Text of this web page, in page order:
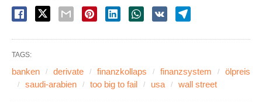
TAGS:
banken derivate finanzkollaps finanzsystem
ölpreis
saudi-arabien
too big to fail usa wall street